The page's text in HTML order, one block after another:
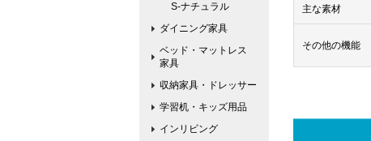
主な素材
その他の機能
S-ナチュラル
ダイニング家具
ベッド・マットレス
家具
収納家具・ドレッサー
学習机・キッズ用品
インリビング